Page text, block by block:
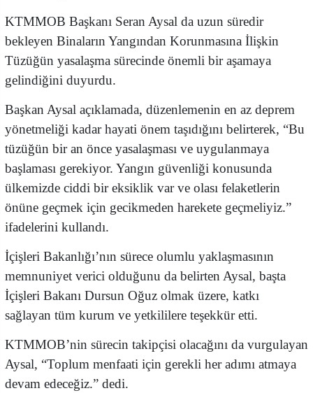
KTMMOB Başkanı Seran Aysal da uzun süredir
bekleyen Binaların Yangından Korunmasına İlişkin
Tüzüğün yasalaşma sürecinde önemli bir aşamaya
gelindiğini duyurdu.
Başkan Aysal açıklamada, düzenlemenin en az deprem
yönetmeliği kadar hayati önem taşıdığını belirterek, “Bu
tüzüğün bir an önce yasalaşması ve uygulanmaya
başlaması gerekiyor. Yangın güvenliği konusunda
ülkemizde ciddi bir eksiklik var ve olası felaketlerin
önüne geçmek için gecikmeden harekete geçmeliyiz.”
ifadelerini kullandı.
İçişleri Bakanlığı’nın sürece olumlu yaklaşmasının
memnuniyet verici olduğunu da belirten Aysal, başta
İçişleri Bakanı Dursun Oğuz olmak üzere, katkı
sağlayan tüm kurum ve yetkililere teşekkür etti.
KTMMOB’nin sürecin takipçisi olacağını da vurgulayan
Aysal, “Toplum menfaati için gerekli her adımı atmaya
devam edeceğiz.” dedi.